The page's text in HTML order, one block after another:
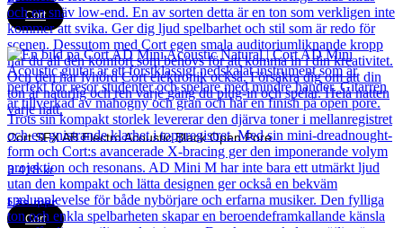
Cort
Cort SFX AB Electro Acoustic Black Open Pore
3 418kr
Läs mer
Cort